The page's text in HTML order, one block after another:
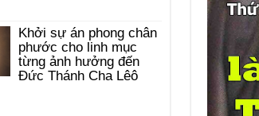
Khởi sự án phong chân
phước cho linh mục
từng ảnh hưởng đến
Đức Thánh Cha Lêô